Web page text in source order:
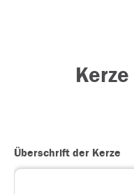
Überschrift der Kerze